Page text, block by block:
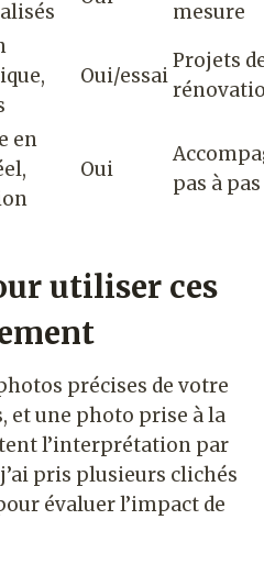
mesure
Oui/essai
Projets
en
Oui
pas à pas
utiliser ces
précises de votre
et une photo prise à la
l’interprétation par
pris plusieurs clichés
évaluer l’impact de